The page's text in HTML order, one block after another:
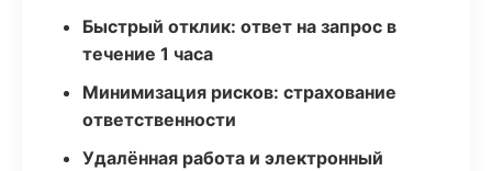
Быстрый отклик: ответ на запрос в
течение 1 часа
Минимизация рисков: страхование
ответственности
Удалённая работа и электронный